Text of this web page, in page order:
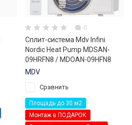
0
Сплит-система Mdv Infini
Nordic Heat Pump MDSAN-
09HRFN8 / MDOAN-09HFN8
MDV
Сравнить
Площадь до 30 м2
Монтаж в ПОДАРОК